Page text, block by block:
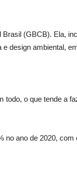
(GBCB). Ela,
design ambiental,
o que tende a
ano de 2020,